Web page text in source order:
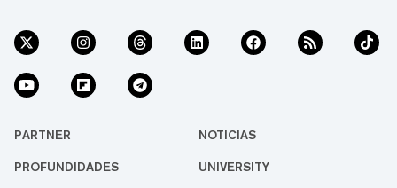
PARTNER NOTICIAS
PROFUNDIDADES UNIVERSITY